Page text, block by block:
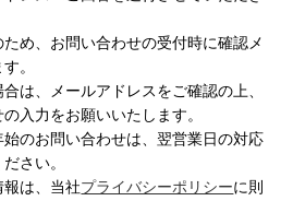
め、お問い合わせの受付時に確認メ
。
は、メールアドレスをご確認の上、
入力をお願いいたします。
のお問い合わせは、翌営業日の対応
さい。
は、当社プライバシーポリシーに則